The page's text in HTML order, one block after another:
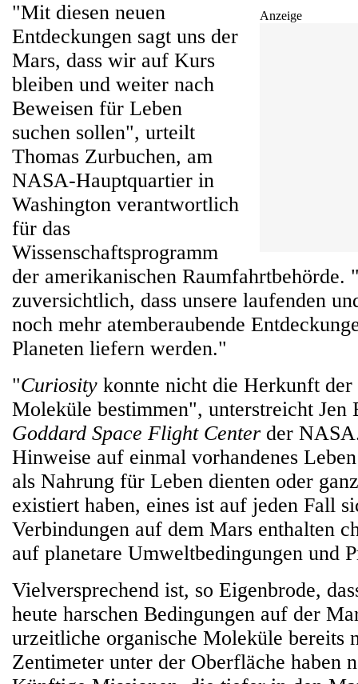
Anzeige
"Mit diesen neuen
Entdeckungen sagt uns der
Mars, dass wir auf Kurs
bleiben und weiter nach
Beweisen für Leben
suchen sollen", urteilt
Thomas Zurbuchen, am
NASA-Hauptquartier in
Washington verantwortlich
für das
Wissenschaftsprogramm
der amerikanischen Raumfahrtbehörde.
zuversichtlich, dass unsere laufenden
noch mehr atemberaubende
Planeten liefern werden."
"Curiosity konnte nicht die Herkunft der
Moleküle bestimmen", unterstreicht Jen
Goddard Space Flight Center der
Hinweise auf einmal vorhandenes
als Nahrung für Leben dienten oder
existiert haben, eines ist auf jeden Fall
Verbindungen auf dem Mars enthalten
auf planetare Umweltbedingungen und
Vielversprechend ist, so Eigenbrode,
heute harschen Bedingungen auf der
urzeitliche organische Moleküle bereits
Zentimeter unter der Oberfläche haben